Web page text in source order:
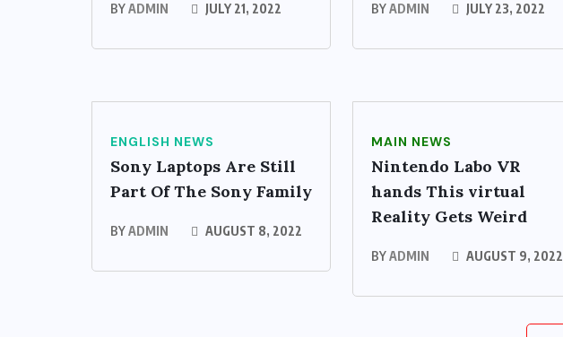
BYADMIN JULY 21, 2022 BYADMIN JULY 23, 2022
ENGLISH NEWS
Sony Laptops Are Still
Part Of The Sony Family
BYADMIN AUGUST 8, 2022
MAIN NEWS
Nintendo Labo VR
hands This virtual
Reality Gets Weird
BYADMIN AUGUST 9, 2022